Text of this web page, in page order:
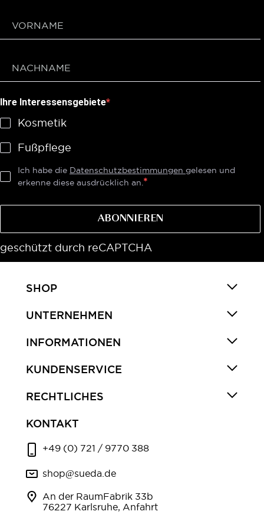
Ihre Interessensgebiete
Kosmetik
Fußpflege
Ich habe die Datenschutzbestimmungen gelesen und
erkenne diese ausdrücklich an.
ABONNIEREN
geschützt durch reCAPTCHA
SHOP
UNTERNEHMEN
INFORMATIONEN
KUNDENSERVICE
RECHTLICHES
KONTAKT
+49 (0) 721 / 9770 388
shop@sueda.de
An der RaumFabrik 33b
76227 Karlsruhe, Anfahrt